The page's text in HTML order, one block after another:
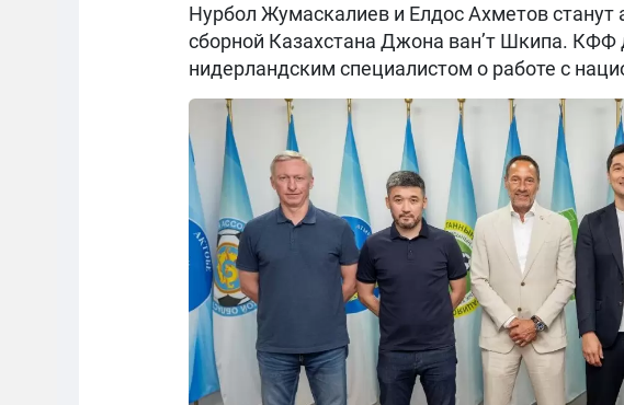
Нурбол Жумаскалиев и Елдос Ахметов станут
сборной Казахстана Джона ван’т Шкипа. КФФ
нидерландским специалистом о работе с